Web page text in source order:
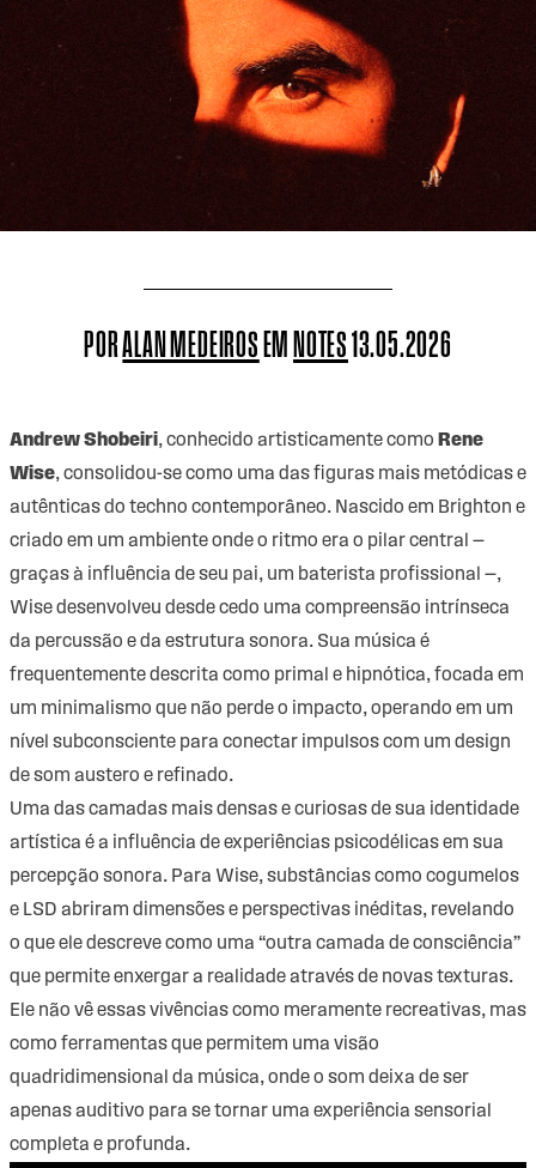
PORALAN MEDEIROSEMNOTES13.05.2026
Andrew Shobeiri, conhecido artisticamente como Rene
Wise, consolidou-se como uma das figuras mais metódicas e
autênticas do techno contemporâneo. Nascido em Brighton e
criado em um ambiente onde o ritmo era o pilar central —
graças à influência de seu pai, um baterista profissional —,
Wise desenvolveu desde cedo uma compreensão intrínseca
da percussão e da estrutura sonora. Sua música é
frequentemente descrita como primal e hipnótica, focada em
um minimalismo que não perde o impacto, operando em um
nível subconsciente para conectar impulsos com um design
de som austero e refinado.
Uma das camadas mais densas e curiosas de sua identidade
artística é a influência de experiências psicodélicas em sua
percepção sonora. Para Wise, substâncias como cogumelos
e LSD abriram dimensões e perspectivas inéditas, revelando
o que ele descreve como uma “outra camada de consciência”
que permite enxergar a realidade através de novas texturas.
Ele não vê essas vivências como meramente recreativas, mas
como ferramentas que permitem uma visão
quadridimensional da música, onde o som deixa de ser
apenas auditivo para se tornar uma experiência sensorial
completa e profunda.